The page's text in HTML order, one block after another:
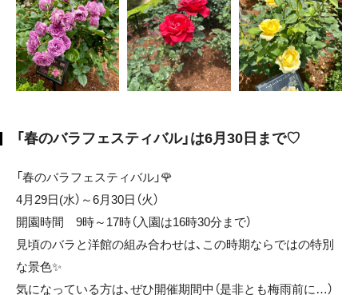
「春のバラフェスティバル」は6月30日まで♡
「春のバラフェスティバル」🌹
4月29日(水）～6月30日（火）
開園時間 9時～17時（入園は16時30分まで）
見頃のバラと洋館の組み合わせは、この時期ならではの特別
な景色✨
気になっている方は、ぜひ開催期間中（是非とも梅雨前に…）